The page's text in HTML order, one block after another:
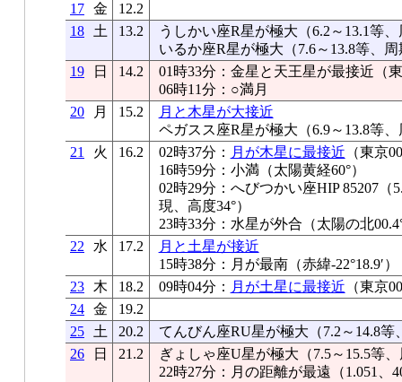
17 金
12.2
18
土 13.2
うしかい座R星が極大（6.2～13.1等
いるか座R星が極大（7.6～13.8等、周
19
日 14.2
01時33分：金星と天王星が最接近（東
06時11分：○満月
20
月 15.2
月と木星が大接近
ペガスス座R星が極大（6.9～13.8等、
21
火 16.2 02時37分： 月が木星に最接近 （東京
16時59分：小満（太陽黄経60°）
02時29分：へびつかい座HIP 85207
現、高度34°）
23時33分：水星が外合（太陽の北
22
水 17.2
月と土星が接近
15時38分：月が最南（赤緯-22°18.9′）
23
木 18.2 09時04分： 月が土星に最接近 （東京
24 金
19.2
25
土 20.2
てんびん座RU星が極大（7.2～14.8等
26
日 21.2
ぎょしゃ座U星が極大（7.5～15.5等
22時27分：月の距離が最遠（1.051、